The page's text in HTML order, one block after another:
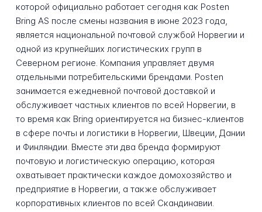
которой официально работает сегодня как Posten
Bring AS после смены названия в июне 2023 года,
является национальной почтовой службой Норвегии и
одной из крупнейших логистических групп в
Северном регионе. Компания управляет двумя
отдельными потребительскими брендами. Posten
занимается ежедневной почтовой доставкой и
обслуживает частных клиентов по всей Норвегии, в
то время как Bring ориентируется на бизнес-клиентов
в сфере почты и логистики в Норвегии, Швеции, Дании
и Финляндии. Вместе эти два бренда формируют
почтовую и логистическую операцию, которая
охватывает практически каждое домохозяйство и
предприятие в Норвегии, а также обслуживает
корпоративных клиентов по всей Скандинавии.